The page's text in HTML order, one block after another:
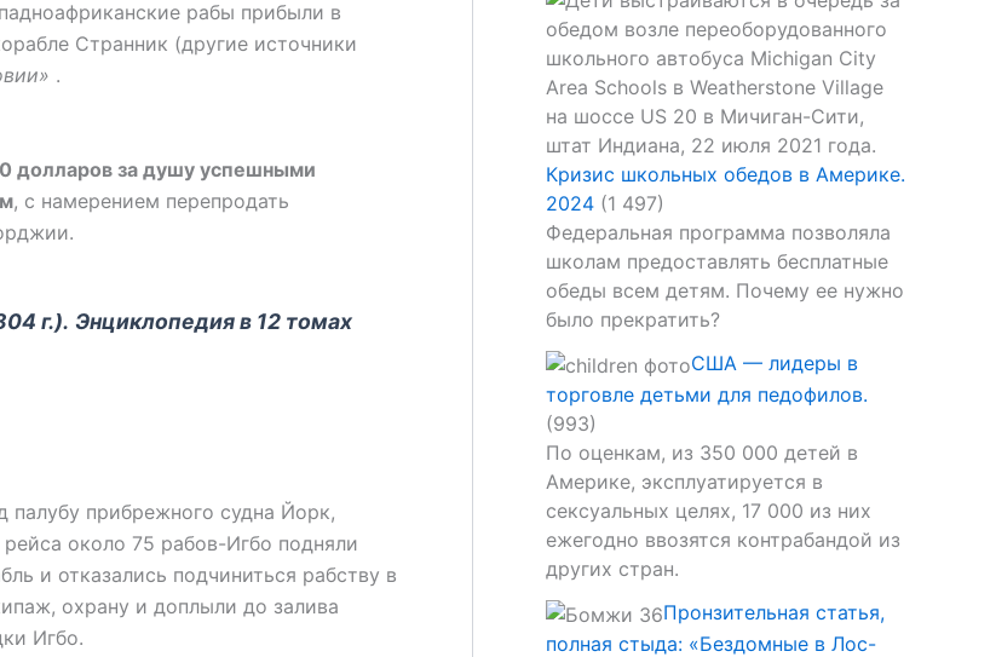
рабы прибыли в
Странник (другие источники
.
долларов за душу успешными
, с намерением перепродать
г.). Энциклопедия в 12 томах
палубу прибрежного судна Йорк,
около 75 рабов-Игбо подняли
и отказались подчиниться рабству в
охрану и доплыли до залива
Игбо.
Кризис школьных обедов в Америке.
2024 (1 497)
Федеральная программа позволяла
школам предоставлять бесплатные
обеды всем детям. Почему ее нужно
было прекратить?
США — лидеры в
торговле детьми для педофилов.
(993)
По оценкам, из 350 000 детей в
Америке, эксплуатируется в
сексуальных целях, 17 000 из них
ежегодно ввозятся контрабандой из
других стран.
Пронзительная статья,
полная стыда: «Бездомные в Лос-